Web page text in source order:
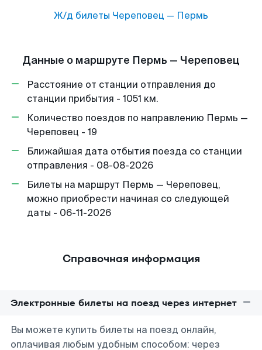
Ж/д билеты Череповец — Пермь
Данные о маршруте Пермь — Череповец
Расстояние от станции отправления до
станции прибытия - 1051 км.
Количество поездов по направлению Пермь —
Череповец - 19
Ближайшая дата отбытия поезда со станции
отправления - 08-08-2026
Билеты на маршрут Пермь — Череповец,
можно приобрести начиная со следующей
даты - 06-11-2026
Справочная информация
Электронные билеты на поезд через интернет
Вы можете купить билеты на поезд онлайн,
оплачивая любым удобным способом: через